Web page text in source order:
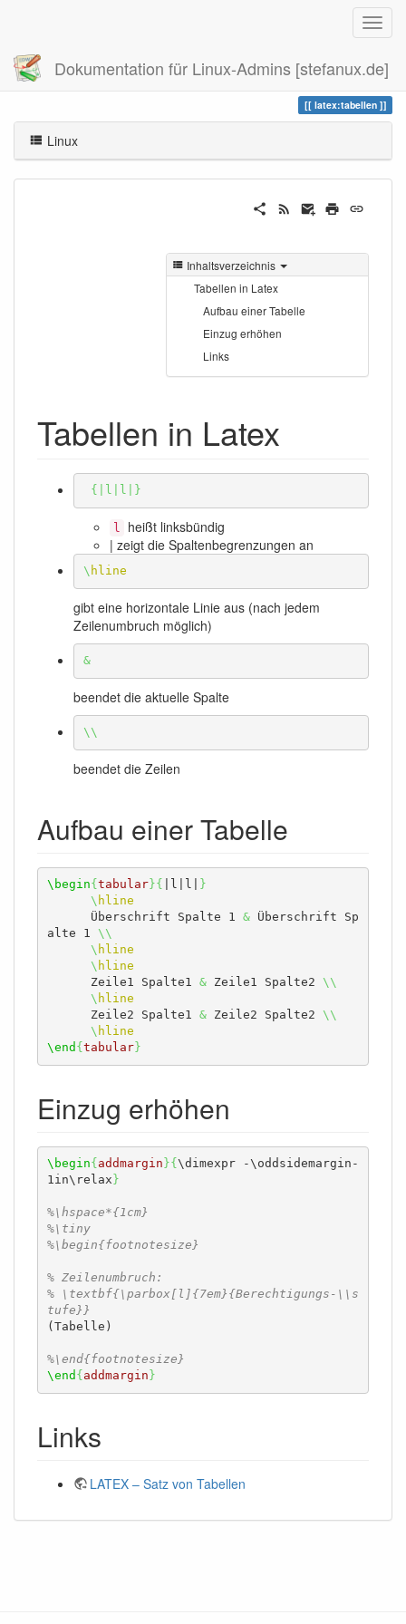
Dokumentation für Linux-Admins [stefanux.de]
Zuletzt angesehen tabellen
latex:tabellen
Linux
Inhaltsverzeichnis
Tabellen in Latex
Aufbau einer Tabelle
Einzug erhöhen
Links
Tabellen in Latex
{ |l|l| }
l
heißt linksbündig
| zeigt die Spaltenbegrenzungen an
\ hline
gibt eine horizontale Linie aus (nach jedem
Zeilenumbruch möglich)
&
beendet die aktuelle Spalte
\\
beendet die Zeilen
Aufbau einer Tabelle
\begin{ tabular}{ |l|l|
}
\ hline
      Überschrift Spalte 1
& Überschrift Sp
alte 1 \\
\ hline
\ hline
      Zeile1 Spalte1
& Zeile1 Spalte2 \\
\ hline
      Zeile2 Spalte1
& Zeile2 Spalte2 \\
\ hline
\end { tabular}
Einzug erhöhen
\begin{ addmargin }{ \dimexpr -\oddsidemargin -
1in\relax }
%\hspace*{1cm}
%\tiny
%\begin{footnotesize}
% Zeilenumbruch:
% \textbf{\parbox[l]{7em}{Berechtigungs-\\s
tufe}}
(Tabelle)
%\end{footnotesize}
\end { addmargin }
Links
LATEX – Satz von Tabellen